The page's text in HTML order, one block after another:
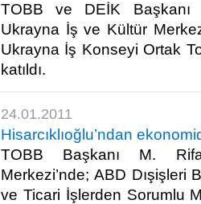
TOBB ve DEİK Başkanı
Ukrayna İş ve Kültür
Ukrayna İş Konseyi Ortak
katıldı.​ ​
24.01.2011
Hisarcıklıoğlu’ndan
TOBB Başkanı M.
Merkezi’nde; ABD Dışişleri
ve Ticari İşlerden Sorumlu